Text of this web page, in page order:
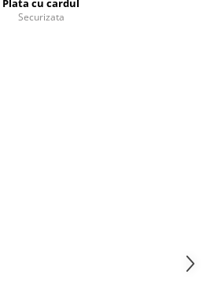
Plata cu cardul
Securizata